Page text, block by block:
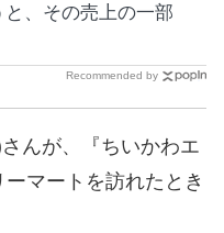
、その売上の一部
Recommended by
んが、『ちいかわエ
マートを訪れたとき